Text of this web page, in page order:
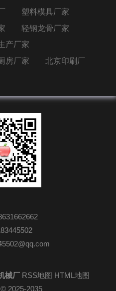
塑料模具厂家
轻钢龙骨厂家
产厂家
房厂家
北京印刷厂
械厂 RSS地图 HTML地图
© 2025-2035